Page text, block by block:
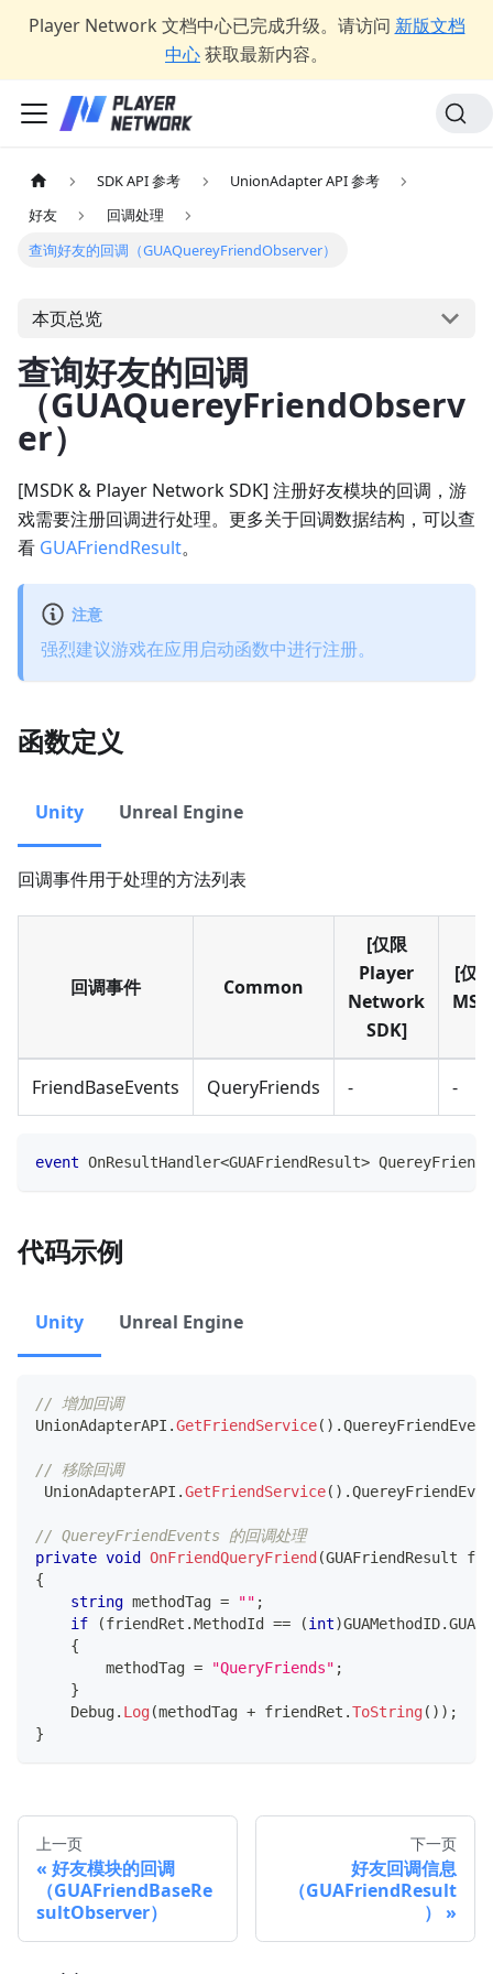
Player Network 文档中心已完成升级。请访问 新版文档
中心获取最新内容。
SDK API 参考
UnionAdapter API 参考
好友
回调处理
查询好友的回调（GUAQuereyFriendObserver）
本页总览
查询好友的回调
（GUAQuereyFriendObserv
er）
[MSDK & Player Network SDK] 注册好友模块的回调，游
戏需要注册回调进行处理。更多关于回调数据结构，可以查
看 GUAFriendResult。
注意
强烈建议游戏在应用启动函数中进行注册。
函数定义
Unity Unreal Engine
回调事件用于处理的方法列表
回调事件 Common
[仅限
Player
Network
SDK]
[仅
FriendBaseEvents QueryFriends - -
event OnResultHandler<GUAFriendResult>
代码示例
Unity Unreal Engine
// 增加回调
UnionAdapterAPI .GetFriendService( ) .
// 移除回调
UnionAdapterAPI .GetFriendService( ) .
// QuereyFriendEvents 的回调处理
private void OnFriendQueryFriend (GUAFriendResult
{
string methodTag = "" ;
if
(friendRet .MethodId == (int)GUAMethodID.
{
        methodTag
= "QueryFriends" ;
}
    Debug
. Log(methodTag + friendRet .ToString( ) ) ;
}
上一页
好友模块的回调
（GUAFriendBaseRe
sultObserver）
下一页
好友回调信息
（GUAFriendResult
）